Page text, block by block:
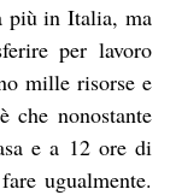
più in Italia, ma
per lavoro
mille risorse e
che nonostante
e a 12 ore di
ugualmente.